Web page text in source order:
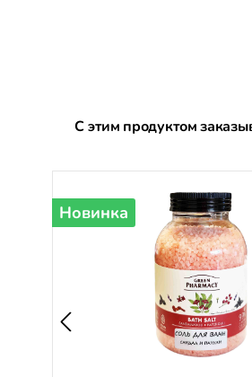
Пропустить галерею
С этим продуктом
Новинка